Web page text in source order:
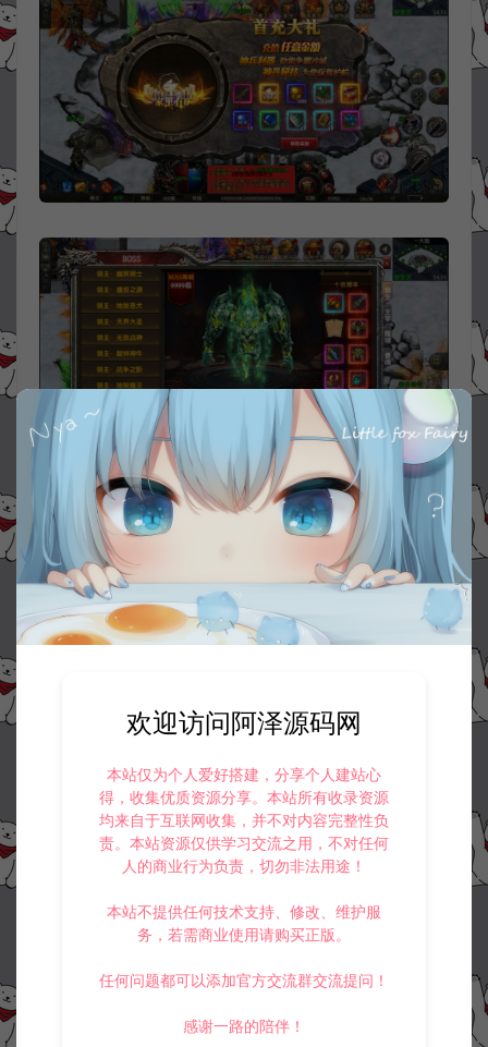
欢迎访问阿泽源码网
本站仅为个人爱好搭建，分享个人建站心
得，收集优质资源分享。本站所有收录资源
均来自于互联网收集，并不对内容完整性负
责。本站资源仅供学习交流之用，不对任何
人的商业行为负责，切勿非法用途！
本站不提供任何技术支持、修改、维护服
务，若需商业使用请购买正版。
任何问题都可以添加官方交流群交流提问！
感谢一路的陪伴！